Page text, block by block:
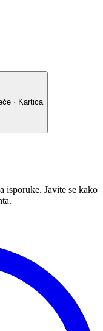
· Kartica
isporuke. Javite se kako